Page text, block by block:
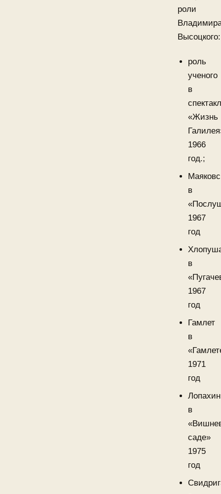
роли
Высоцкого:
роль
ученого
в
«Жизнь
1966
год.;
в
1967
год
в
1967
год
Гамлет
в
1971
год
Лопахин
в
саде»
1975
год